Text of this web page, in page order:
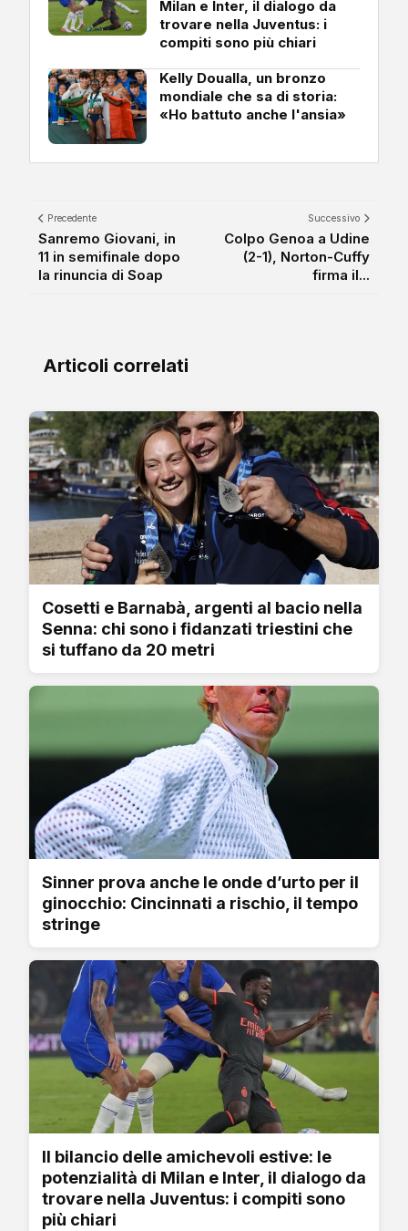
Milan e Inter, il dialogo da
trovare nella Juventus: i
compiti sono più chiari
Kelly Doualla, un bronzo
mondiale che sa di storia:
«Ho battuto anche l'ansia»
Precedente
Sanremo Giovani, in
11 in semifinale dopo
la rinuncia di Soap
Successivo
Colpo Genoa a Udine
(2-1), Norton-Cuffy
firma il...
Articoli correlati
Cosetti e Barnabà, argenti al bacio nella
Senna: chi sono i fidanzati triestini che
si tuffano da 20 metri
Sinner prova anche le onde d’urto per il
ginocchio: Cincinnati a rischio, il tempo
stringe
Il bilancio delle amichevoli estive: le
potenzialità di Milan e Inter, il dialogo da
trovare nella Juventus: i compiti sono
più chiari